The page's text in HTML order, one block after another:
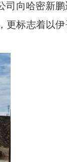
向哈密新
更标志着以